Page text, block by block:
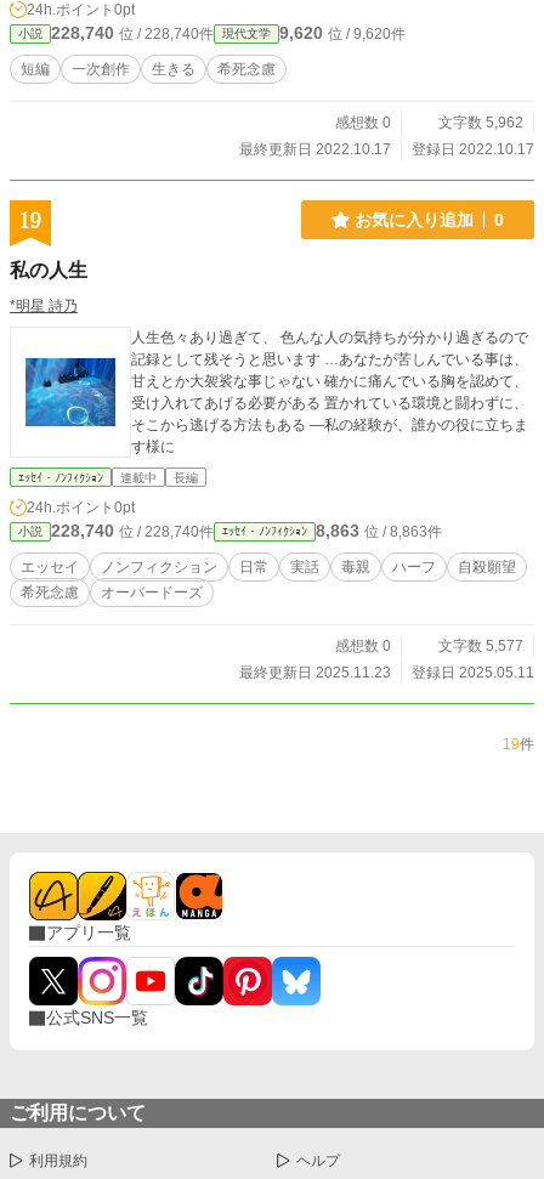
24h.ポイント 0pt
小説 228,740 位 / 228,740件 現代文学 9,620 位 / 9,620件
短編 一次創作 生きる 希死念慮
感想数 0
文字数 5,962
最終更新日 2022.10.17
登録日 2022.10.17
19 お気に入り追加 0
私の人生
*明星 詩乃
人生色々あり過ぎて、 色んな人の気持ちが分かり過ぎるので
記録として残そうと思います …あなたが苦しんでいる事は、
甘えとか大袈裟な事じゃない 確かに痛んでいる胸を認めて、
受け入れてあげる必要がある 置かれている環境と闘わずに、
そこから逃げる方法もある ―私の経験が、誰かの役に立ちま
す様に
ｴｯｾｲ・ﾉﾝﾌｨｸｼｮﾝ 連載中 長編
24h.ポイント 0pt
小説 228,740 位 / 228,740件 ｴｯｾｲ・ﾉﾝﾌｨｸｼｮﾝ 8,863 位 / 8,863件
エッセイ ノンフィクション 日常 実話 毒親 ハーフ
自殺願望
希死念慮
オーバードーズ
感想数 0
文字数 5,577
最終更新日 2025.11.23
登録日 2025.05.11
19件
アプリ一覧
公式SNS一覧
ご利用について
利用規約 ヘルプ